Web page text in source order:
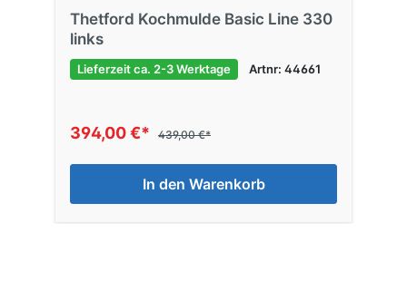
Thetford Kochmulde Basic Line 330
links
Lieferzeit ca. 2-3 Werktage Artnr: 44661
394,00 €* 439,00 €*
In den Warenkorb